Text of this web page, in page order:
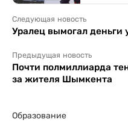
Следующая новость
Уралец вымогал деньги
Предыдущая новость
Почти полмиллиарда
за жителя Шымкента
Образование